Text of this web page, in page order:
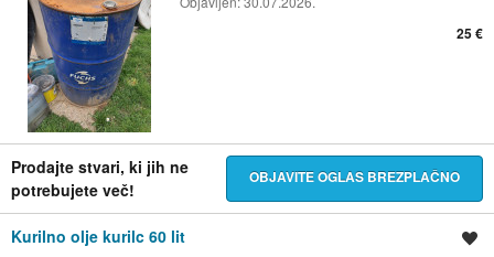
25 €
Prodajte stvari, ki jih ne
potrebujete več!
OBJAVITE OGLAS BREZPLAČNO
Kurilno olje kurilc 60 lit